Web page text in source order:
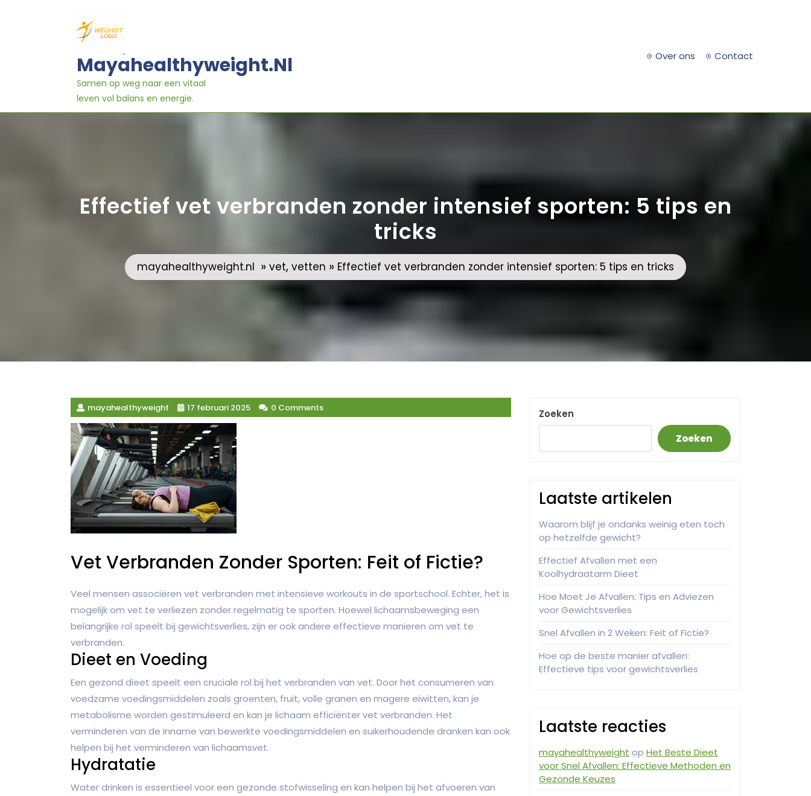
Mayahealthyweight.nl
Samen op weg naar een vitaal
leven vol balans en energie.
Over ons Contact
Effectief vet verbranden zonder intensief sporten: 5 tips en
tricks
mayahealthyweight.nl » vet, vetten » Effectief vet verbranden zonder intensief sporten: 5 tips en tricks
mayahealthyweight 17 februari 2025 0 Comments
Vet Verbranden Zonder Sporten: Feit of Fictie?
Veel mensen associëren vet verbranden met intensieve workouts in de sportschool. Echter, het is
mogelijk om vet te verliezen zonder regelmatig te sporten. Hoewel lichaamsbeweging een
belangrijke rol speelt bij gewichtsverlies, zijn er ook andere effectieve manieren om vet te
verbranden.
Dieet en Voeding
Een gezond dieet speelt een cruciale rol bij het verbranden van vet. Door het consumeren van
voedzame voedingsmiddelen zoals groenten, fruit, volle granen en magere eiwitten, kan je
metabolisme worden gestimuleerd en kan je lichaam efficiënter vet verbranden. Het
verminderen van de inname van bewerkte voedingsmiddelen en suikerhoudende dranken kan ook
helpen bij het verminderen van lichaamsvet.
Hydratatie
Water drinken is essentieel voor een gezonde stofwisseling en kan helpen bij het afvoeren van
Zoeken
Zoeken
Laatste artikelen
Waarom blijf je ondanks weinig eten toch
op hetzelfde gewicht?
Effectief Afvallen met een
Koolhydraatarm Dieet
Hoe Moet Je Afvallen: Tips en Adviezen
voor Gewichtsverlies
Snel Afvallen in 2 Weken: Feit of Fictie?
Hoe op de beste manier afvallen:
Effectieve tips voor gewichtsverlies
Laatste reacties
mayahealthyweight op Het Beste Dieet
voor Snel Afvallen: Effectieve Methoden en
Gezonde Keuzes